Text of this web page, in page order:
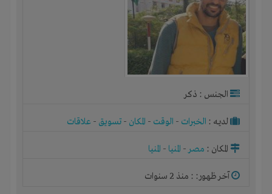
الجنس : ذكر
لديـه : الخبرات - الوقت - المكان - تسويق - علاقات
المكان : مصر- المنيا - المنيا
آخر ظهور: : منذ 2 سنوات